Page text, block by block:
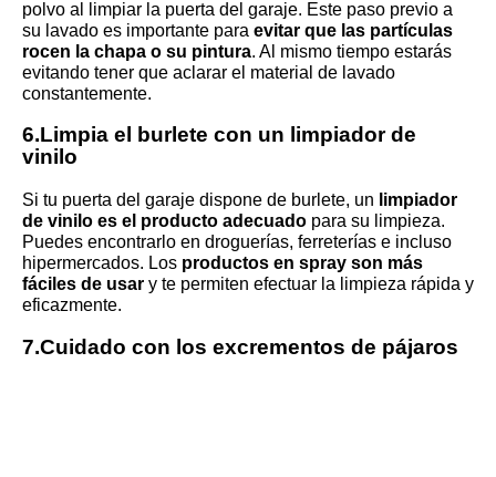
polvo al limpiar la puerta del garaje. Este paso previo a
su lavado es importante para evitar que las partículas
rocen la chapa o su pintura. Al mismo tiempo estarás
evitando tener que aclarar el material de lavado
constantemente.
6.Limpia el burlete con un limpiador de
vinilo
Si tu puerta del garaje dispone de burlete, un limpiador
de vinilo es el producto adecuado para su limpieza.
Puedes encontrarlo en droguerías, ferreterías e incluso
hipermercados. Los productos en spray son más
fáciles de usar y te permiten efectuar la limpieza rápida y
eficazmente.
7.Cuidado con los excrementos de pájaros